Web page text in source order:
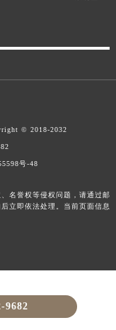
© 2018-2032
号-48
名誉权等侵权问题，请通过邮
立即依法处理。当前页面信息
9682